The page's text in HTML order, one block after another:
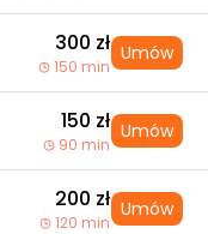
300 zł
150 min
Umów
150 zł
90 min
Umów
200 zł
120 min
Umów